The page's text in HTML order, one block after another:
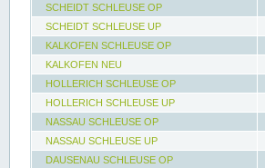
SCHEIDT SCHLEUSE OP
SCHEIDT SCHLEUSE UP
KALKOFEN SCHLEUSE OP
KALKOFEN NEU
HOLLERICH SCHLEUSE OP
HOLLERICH SCHLEUSE UP
NASSAU SCHLEUSE OP
NASSAU SCHLEUSE UP
DAUSENAU SCHLEUSE OP